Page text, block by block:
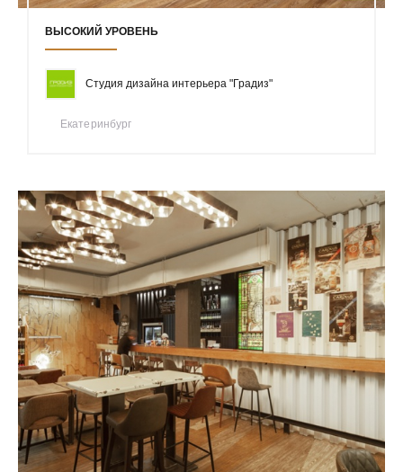
ВЫСОКИЙ УРОВЕНЬ
Студия дизайна интерьера "Градиз"
Екатеринбург